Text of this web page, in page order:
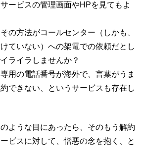
ービスの管理画面やHPを見てもよ
の方法がコールセンター（しかも、
ていない）への架電での依頼だとし
ライラしませんか？
用の電話番号が海外で、言葉がうま
できない、というサービスも存在し
ような目にあったら、そのもう解約
ビスに対して、憎悪の念を抱く、と